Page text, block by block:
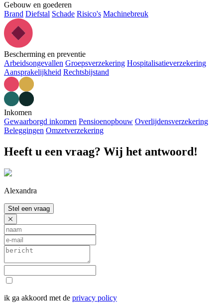
Gebouw en goederen
Brand Diefstal Schade Risico's Machinebreuk
Bescherming en preventie
Arbeidsongevallen Groepsverzekering Hospitalisatieverzekering
Aansprakelijkheid Rechtsbijstand
Inkomen
Gewaarborgd inkomen Pensioenopbouw Overlijdensverzekering
Beleggingen Omzetverzekering
Heeft u een vraag? Wij het antwoord!
Alexandra
Stel een vraag
ik ga akkoord met de privacy policy